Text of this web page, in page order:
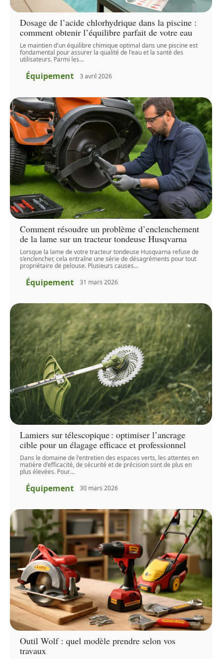
Dosage de l’acide chlorhydrique dans la piscine :
comment obtenir l’équilibre parfait de votre eau
Le maintien d'un équilibre chimique optimal dans une piscine est
fondamental pour assurer la qualité de l'eau et la santé des
utilisateurs. Parmi les…
Équipement 3 avril 2026
Comment résoudre un problème d’enclenchement
de la lame sur un tracteur tondeuse Husqvarna
Lorsque la lame de votre tracteur tondeuse Husqvarna refuse de
s’enclencher, cela entraîne une série de désagréments pour tout
propriétaire de pelouse. Plusieurs causes…
Équipement 31 mars 2026
Lamiers sur télescopique : optimiser l’ancrage
cible pour un élagage efficace et professionnel
Dans le domaine de l'entretien des espaces verts, les attentes en
matière d'efficacité, de sécurité et de précision sont de plus en
plus élevées. Pour…
Équipement 30 mars 2026
Outil Wolf : quel modèle prendre selon vos
travaux